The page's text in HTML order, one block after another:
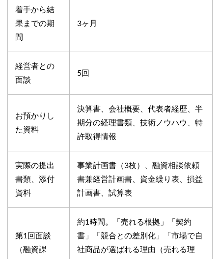
着手から結
果までの期
間
3ヶ月
経営者との
面談
5回
お預かりし
た資料
決算書、会社概要、代表者経歴、半
期分の経理書類、技術ノウハウ、特
許取得情報
実際の提出
書類、添付
資料
事業計画書（3枚）、融資相談依頼
書兼経営計画書、資金繰り表、損益
計画書、試算表
第1回面談
（融資課
約1時間。「売れる根拠」「契約
書」「競合との差別化」「市場で自
社商品が選ばれる理由（売れる理